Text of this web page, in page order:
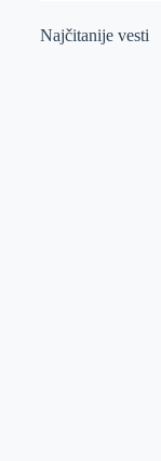
Najčitanije vesti